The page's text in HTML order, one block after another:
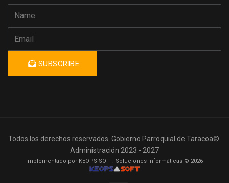
SUBSCRIBE
Todos los derechos reservados. Gobierno Parroquial de Taracoa©.
Administración 2023 - 2027
Implementado por KEOPS SOFT. Soluciones Informáticas © 2026